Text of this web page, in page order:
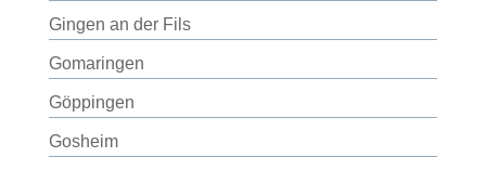
Gingen an der Fils
Gomaringen
Göppingen
Gosheim